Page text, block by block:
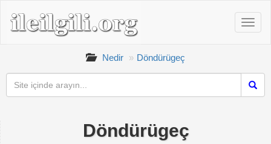
Nedir Döndürügeç
Döndürügeç